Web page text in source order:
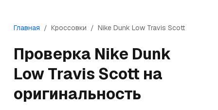
Главная / Кроссовки / Nike Dunk Low Travis Scott
Проверка Nike Dunk
Low Travis Scott на
оригинальность